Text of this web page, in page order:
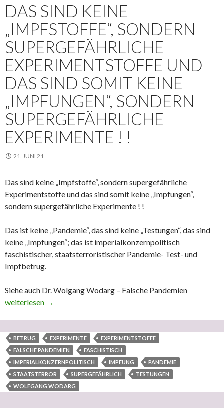
DAS SIND KEINE
„IMPFSTOFFE“, SONDERN
SUPERGEFÄHRLICHE
EXPERIMENTSTOFFE UND
DAS SIND SOMIT KEINE
„IMPFUNGEN“, SONDERN
SUPERGEFÄHRLICHE
EXPERIMENTE ! !
21. JUNI 21
Das sind keine „Impfstoffe“, sondern supergefährliche
Experimentstoffe und das sind somit keine „Impfungen“,
sondern supergefährliche Experimente ! !
Das ist keine „Pandemie“, das sind keine „Testungen“, das sind
keine „Impfungen“; das ist imperialkonzernpolitisch
faschistischer, staatsterroristischer Pandemie- Test- und
Impfbetrug.
Siehe auch Dr. Wolgang Wodarg – Falsche Pandemien
Das sind keine „Impfstoffe“, sondern supergefährliche
weiterlesen →
BETRUG EXPERIMENTE
EXPERIMENTSTOFFE
FALSCHE PANDEMIEN
FASCHISTISCH
IMPERIALKONZERNPOLITISCH
IMPFUNG
PANDEMIE
STAATSTERROR
SUPERGEFÄHRLICH
TESTUNGEN
WOLFGANG WODARG